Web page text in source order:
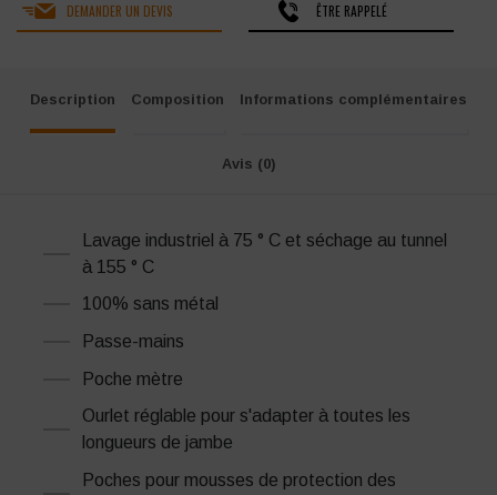
DEMANDER UN DEVIS ÊTRE RAPPELÉ
Description Composition Informations complémentaires
Avis (0)
Lavage industriel à 75 ° C et séchage au tunnel
à 155 ° C
100% sans métal
Passe-mains
Poche mètre
Ourlet réglable pour s'adapter à toutes les
longueurs de jambe
Poches pour mousses de protection des